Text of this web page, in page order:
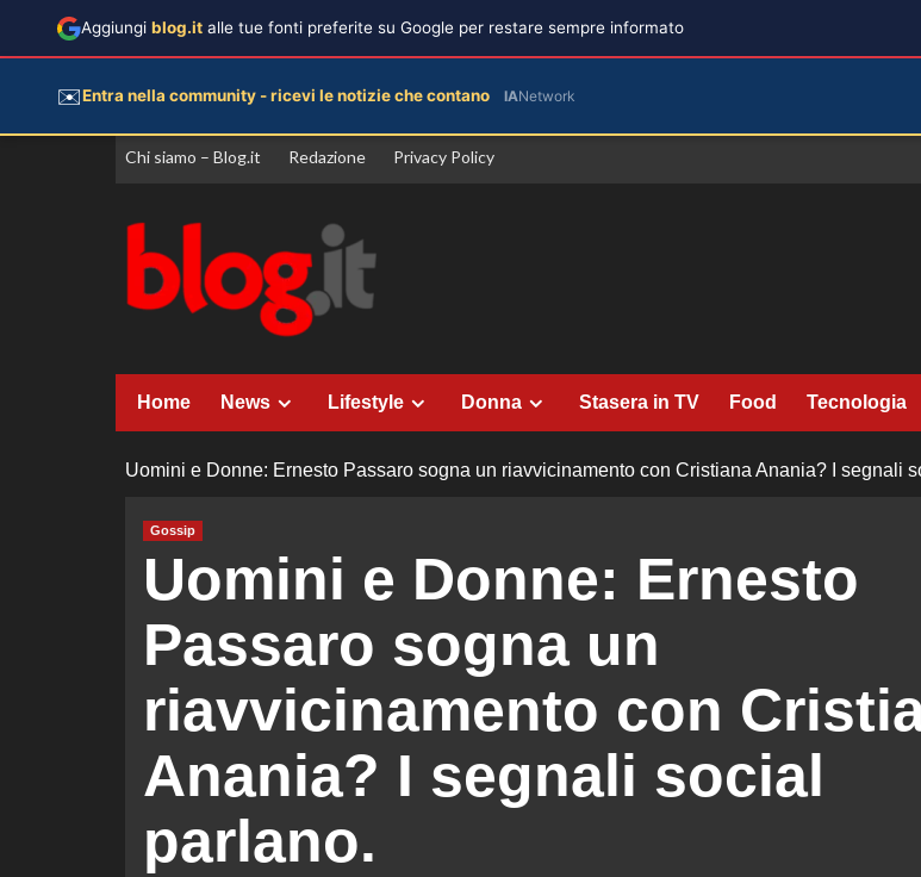
Vai
Chi siamo – Blog.it Redazione Privacy Policy
Home News Lifestyle Donna Stasera in TV Food Tecnologia
Uomini e Donne: Ernesto Passaro sogna un riavvicinamento con Cristiana Anania? I segnali
Gossip
Uomini e Donne: Ernesto
Passaro sogna un
riavvicinamento con
Anania? I segnali social
parlano.
Aggiungi blog.it alle tue fonti preferite su Google per restare sempre informato
✉️Entra nella community - ricevi le notizie che contano IANetwork